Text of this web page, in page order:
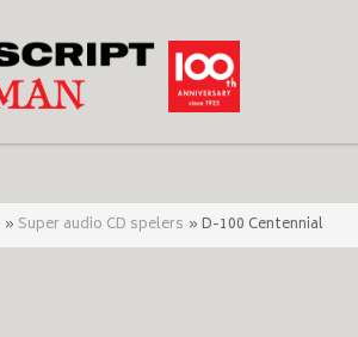
» Super audio CD spelers »D-100 Centennial